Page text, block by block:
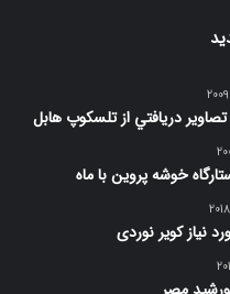
تصاوير دريافتي از تلسكوپ هابل
خوشه پروین با ماه
نیاز کویر نوردی